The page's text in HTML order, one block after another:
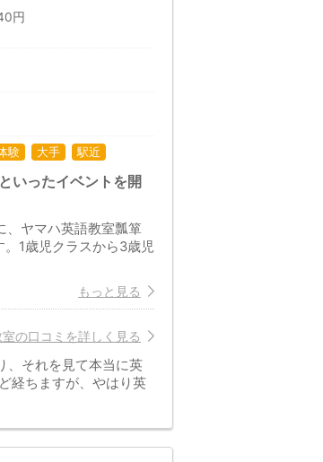
円
験 大手 駅近
いったイベントを開
、ヤマハ英語教室瓢箪
1歳児クラスから3歳児
もっと見る
室の口コミを詳しく見る
、それを見て本当に英
経ちますが、やはり英